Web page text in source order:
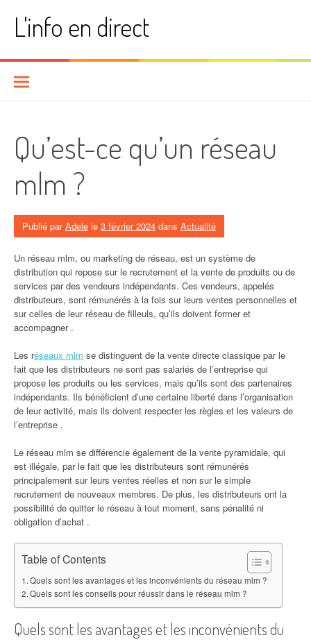
contenuL'info en direct
Qu’est-ce qu’un réseau
mlm ?
Publié parAdele le 3 février 2024 dans Actualité
Un réseau mlm, ou marketing de réseau, est un système de
distribution qui repose sur le recrutement et la vente de produits ou de
services par des vendeurs indépendants. Ces vendeurs, appelés
distributeurs, sont rémunérés à la fois sur leurs ventes personnelles et
sur celles de leur réseau de filleuls, qu’ils doivent former et
accompagner .
Les réseaux mlm se distinguent de la vente directe classique par le
fait que les distributeurs ne sont pas salariés de l’entreprise qui
propose les produits ou les services, mais qu’ils sont des partenaires
indépendants. Ils bénéficient d’une certaine liberté dans l’organisation
de leur activité, mais ils doivent respecter les règles et les valeurs de
l’entreprise .
Le réseau mlm se différencie également de la vente pyramidale, qui
est illégale, par le fait que les distributeurs sont rémunérés
principalement sur leurs ventes réelles et non sur le simple
recrutement de nouveaux membres. De plus, les distributeurs ont la
possibilité de quitter le réseau à tout moment, sans pénalité ni
obligation d’achat .
Table of Contents
Quels sont les avantages et les inconvénients du réseau mlm ?
Quels sont les conseils pour réussir dans le réseau mlm ?
Quels sont les avantages et les inconvénients du